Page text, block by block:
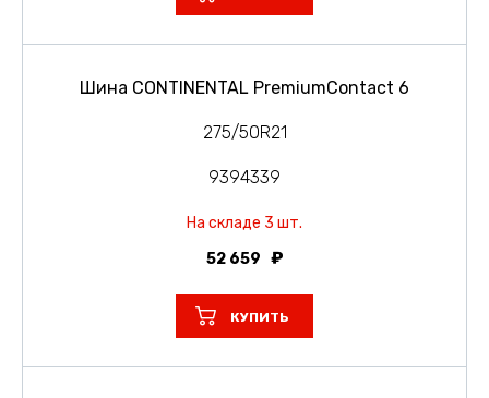
Шина CONTINENTAL PremiumContact 6
275/50R21
9394339
На складе 3 шт.
52 659
КУПИТЬ